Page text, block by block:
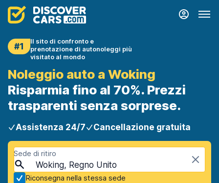
#1
Il sito di confronto e
prenotazione di autonoleggi più
visitato al mondo
Noleggio auto a Woking
Risparmia fino al 70%. Prezzi
trasparenti senza sorprese.
Assistenza 24/7 Cancellazione gratuita
Sede di ritiro
Woking, Regno Unito
Riconsegna nella stessa sede